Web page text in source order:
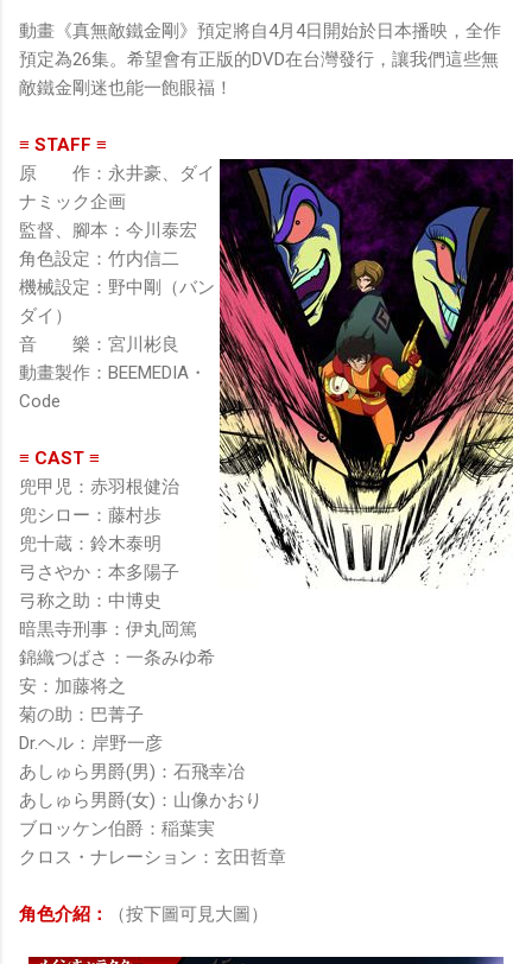
動畫《真無敵鐵金剛》預定將自4月4日開始於日本播映，全作
預定為26集。希望會有正版的DVD在台灣發行，讓我們這些無
敵鐵金剛迷也能一飽眼福！
≡ STAFF ≡
原 作：永井豪、ダイ
ナミック企画
監督、腳本：今川泰宏
角色設定：竹内信二
機械設定：野中剛（バン
ダイ）
音 樂：宮川彬良
動畫製作：BEEMEDIA・
Code
≡ CAST ≡
兜甲児：赤羽根健治
兜シロー：藤村歩
兜十蔵：鈴木泰明
弓さやか：本多陽子
弓称之助：中博史
暗黒寺刑事：伊丸岡篤
錦織つばさ：一条みゆ希
安：加藤将之
菊の助：巴菁子
Dr.ヘル：岸野一彦
あしゅら男爵(男)：石飛幸冶
あしゅら男爵(女)：山像かおり
ブロッケン伯爵：稲葉実
クロス・ナレーション：玄田哲章
角色介紹： （按下圖可見大圖）